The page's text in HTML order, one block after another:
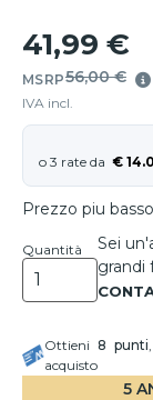
41,99 €
MSRP56,00 €
IVA incl.
€
Prezzo piu
Quantità
Sei
grandi
Ottieni 8 punti
acquisto
5